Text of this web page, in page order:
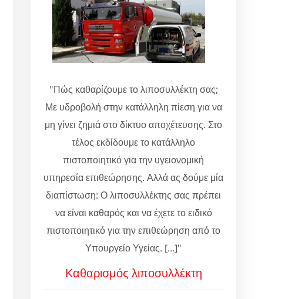
"Πώς καθαρίζουμε το λιποσυλλέκτη σας;
Με υδροβολή στην κατάλληλη πίεση για να
μη γίνει ζημιά στο δίκτυο αποχέτευσης. Στο
τέλος εκδίδουμε το κατάλληλο
πιστοποιητικό για την υγειονομική
υπηρεσία επιθεώρησης. Αλλά ας δούμε μία
διαπίστωση: Ο λιποσυλλέκτης σας πρέπει
να είναι καθαρός και να έχετε το ειδικό
πιστοποιητικό για την επιθεώρηση από το
Υπουργείο Υγείας. [...]"
Καθαρισμός λιποσυλλέκτη